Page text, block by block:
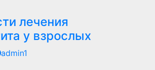
лечения
у взрослых
admin1